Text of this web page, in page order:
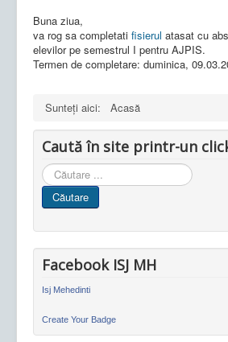
Buna ziua,
va rog sa completati fisierul atasat cu
elevilor pe semestrul I pentru AJPIS.
Termen de completare: duminica,
Sunteți aici: Acasă
Caută în site printr-un
Cauta
in
site
Căutare
Facebook ISJ MH
Isj Mehedinti
Create Your Badge